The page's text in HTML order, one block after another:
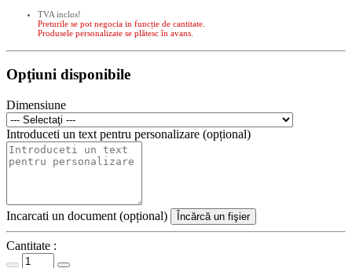
TVA inclus!
Preturile se pot negocia in funcție de cantitate.
Produsele personalizate se plătesc în avans.
Opţiuni disponibile
Dimensiune
Introduceti un text pentru personalizare (opțional)
Incarcati un document (opțional) Încărcă un fişier
Cantitate :